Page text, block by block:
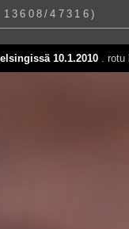
47316)
10.1.2010. rotu